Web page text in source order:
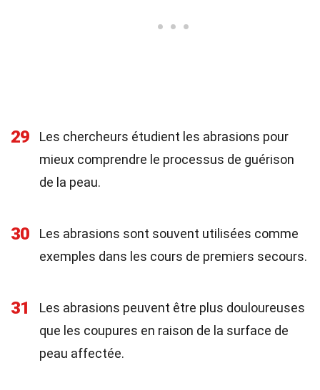
29
Les chercheurs étudient les abrasions pour
mieux comprendre le processus de guérison
de la peau.
30
Les abrasions sont souvent utilisées comme
exemples dans les cours de premiers secours.
31
Les abrasions peuvent être plus douloureuses
que les coupures en raison de la surface de
peau affectée.